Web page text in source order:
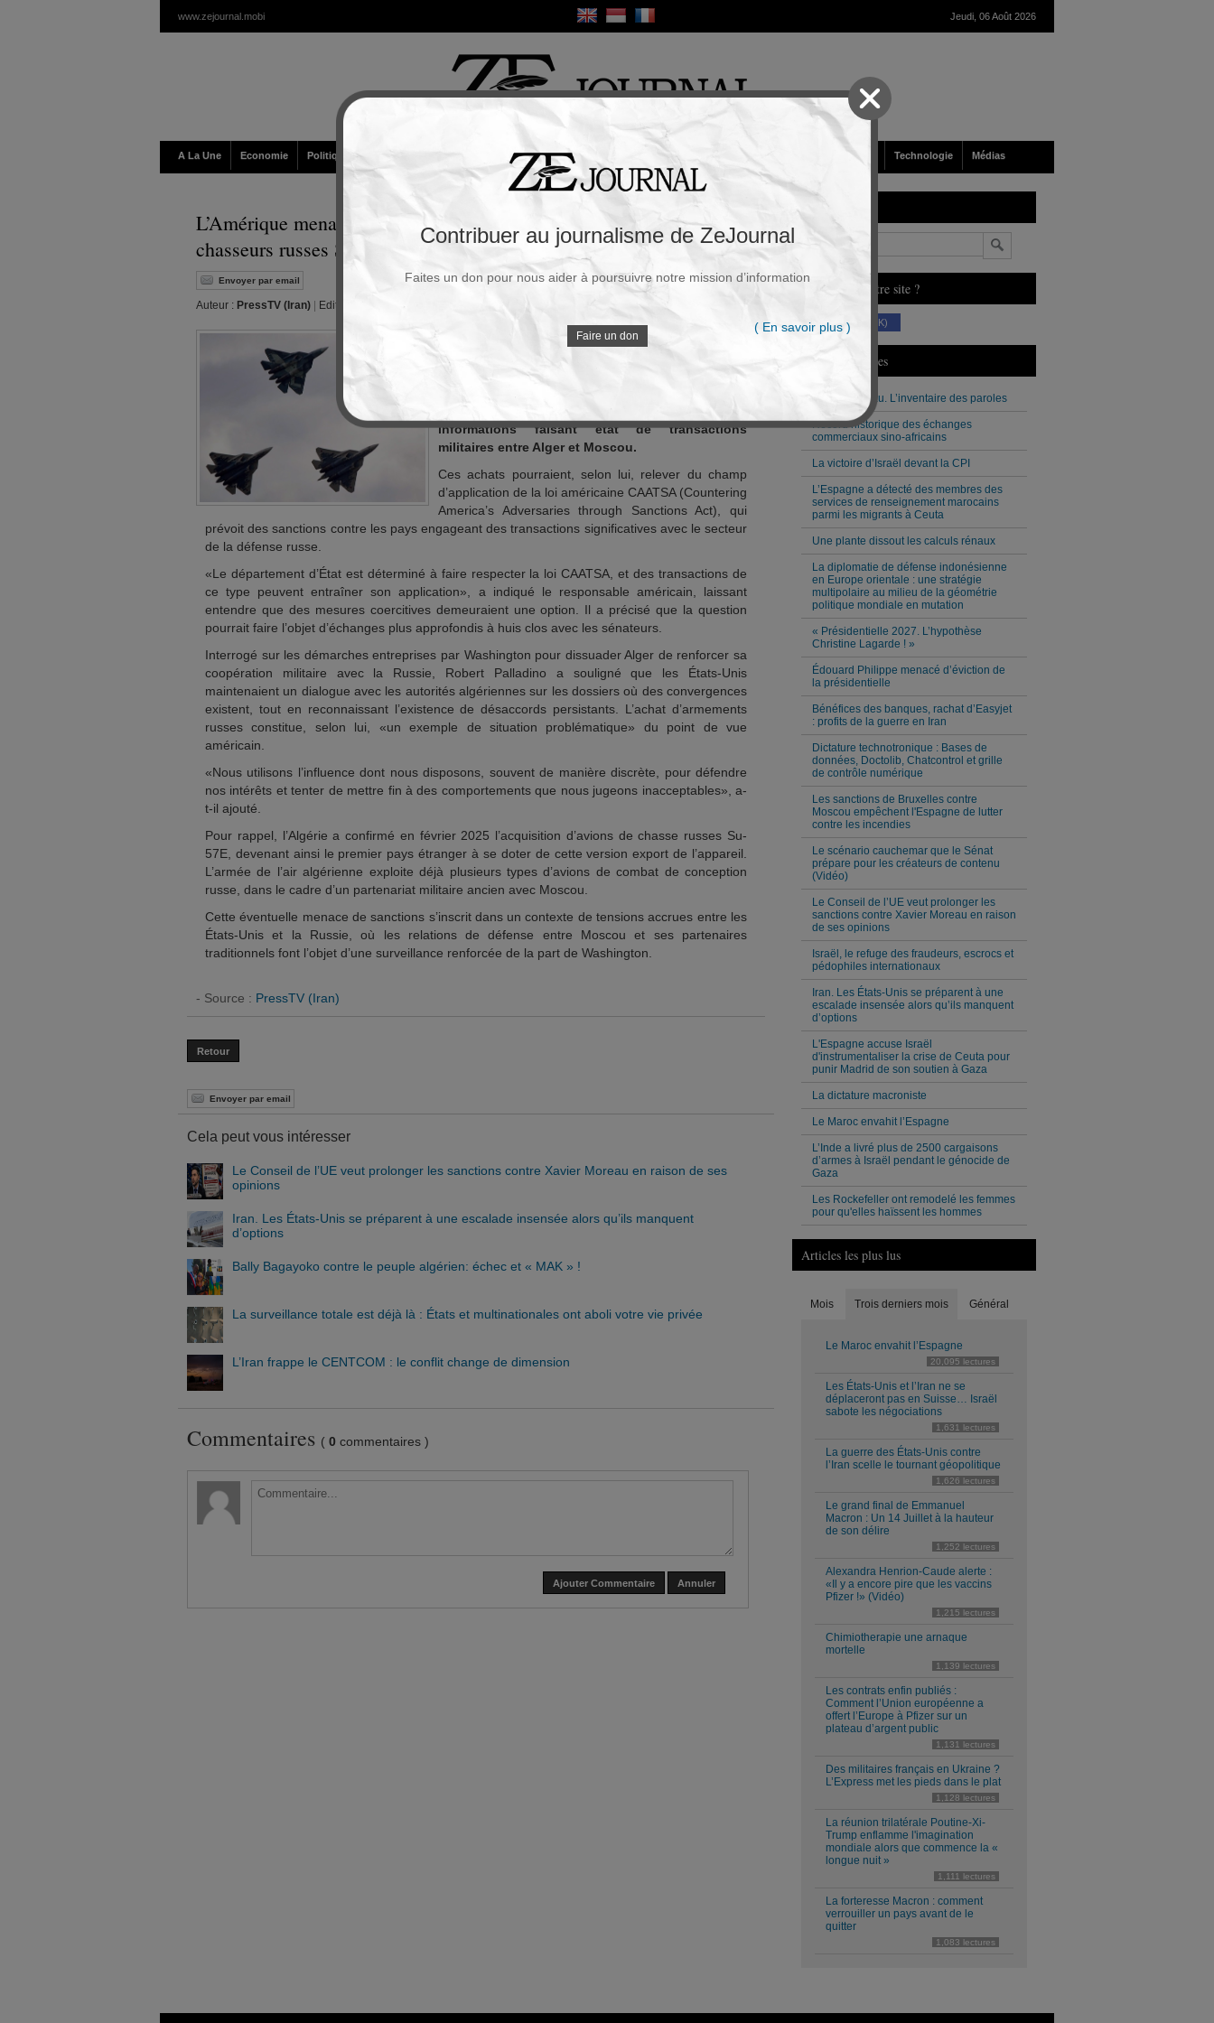
www.zejournal.mobi Jeudi, 06 Août 2026
A La Une Economie Politique / Géopolitique Religion Sport France / Europe Société Technologie Médias
L’Amérique menace l’Algérie de sanctions pour son achat de
chasseurs russes Su-57
Envoyer par email Souscrire à la newsletter
Auteur : PressTV (Iran) Editeur :
Intervenant devant la commission des affaires
étrangères du Sénat américain, Robert Palladino,
chef du Bureau des affaires du Proche-Orient au
américaine suivait «avec préoccupation» les
informations faisant état de transactions
militaires entre Alger et Moscou.
Ces achats pourraient, selon lui, relever du champ
d’application de la loi américaine CAATSA (Countering
America’s Adversaries through Sanctions Act), qui
prévoit des sanctions contre les pays engageant des transactions significatives avec le secteur
de la défense russe.
«Le département d’État est déterminé à faire respecter la loi CAATSA, et des transactions de
ce type peuvent entraîner son application», a indiqué le responsable américain, laissant
entendre que des mesures coercitives demeuraient une option. Il a précisé que la question
pourrait faire l’objet d’échanges plus approfondis à huis clos avec les sénateurs.
Interrogé sur les démarches entreprises par Washington pour dissuader Alger de renforcer sa
coopération militaire avec la Russie, Robert Palladino a souligné que les États-Unis
maintenaient un dialogue avec les autorités algériennes sur les dossiers où des convergences
existent, tout en reconnaissant l’existence de désaccords persistants. L’achat d’armements
russes constitue, selon lui, «un exemple de situation problématique» du point de vue
américain.
«Nous utilisons l’influence dont nous disposons, souvent de manière discrète, pour défendre
nos intérêts et tenter de mettre fin à des comportements que nous jugeons inacceptables», a-
t-il ajouté.
Pour rappel, l’Algérie a confirmé en février 2025 l’acquisition d’avions de chasse russes Su-
57E, devenant ainsi le premier pays étranger à se doter de cette version export de l’appareil.
L’armée de l’air algérienne exploite déjà plusieurs types d’avions de combat de conception
russe, dans le cadre d’un partenariat militaire ancien avec Moscou.
Cette éventuelle menace de sanctions s’inscrit dans un contexte de tensions accrues entre les
États-Unis et la Russie, où les relations de défense entre Moscou et ses partenaires
traditionnels font l’objet d’une surveillance renforcée de la part de Washington.
- Source : PressTV (Iran)
Retour
Envoyer par email
Cela peut vous intéresser
Le Conseil de l’UE veut prolonger les sanctions contre Xavier Moreau en raison de ses
opinions
Iran. Les États-Unis se préparent à une escalade insensée alors qu’ils manquent
d’options
Bally Bagayoko contre le peuple algérien: échec et « MAK » !
La surveillance totale est déjà là : États et multinationales ont aboli votre vie privée
L’Iran frappe le CENTCOM : le conflit change de dimension
Commentaires ( 0 commentaires )
Ajouter Commentaire Annuler
Vous aimez notre site ?
(230 K)
Derniers Articles
Xavier Moreau. L’inventaire des paroles
Record historique des échanges
commerciaux sino-africains
La victoire d’Israël devant la CPI
L’Espagne a détecté des membres des
services de renseignement marocains
parmi les migrants à Ceuta
Une plante dissout les calculs rénaux
La diplomatie de défense indonésienne
en Europe orientale : une stratégie
multipolaire au milieu de la géométrie
politique mondiale en mutation
« Présidentielle 2027. L’hypothèse
Christine Lagarde ! »
Édouard Philippe menacé d’éviction de
la présidentielle
Bénéfices des banques, rachat d’Easyjet
: profits de la guerre en Iran
Dictature technotronique : Bases de
données, Doctolib, Chatcontrol et grille
de contrôle numérique
Les sanctions de Bruxelles contre
Moscou empêchent l'Espagne de lutter
contre les incendies
Le scénario cauchemar que le Sénat
prépare pour les créateurs de contenu
(Vidéo)
Le Conseil de l’UE veut prolonger les
sanctions contre Xavier Moreau en raison
de ses opinions
Israël, le refuge des fraudeurs, escrocs et
pédophiles internationaux
Iran. Les États-Unis se préparent à une
escalade insensée alors qu’ils manquent
d’options
L'Espagne accuse Israël
d'instrumentaliser la crise de Ceuta pour
punir Madrid de son soutien à Gaza
La dictature macroniste
Le Maroc envahit l’Espagne
L’Inde a livré plus de 2500 cargaisons
d’armes à Israël pendant le génocide de
Gaza
Les Rockefeller ont remodelé les femmes
pour qu'elles haïssent les hommes
Articles les plus lus
Mois Trois derniers mois Général
Le Maroc envahit l’Espagne
20,095 lectures
Les États-Unis et l’Iran ne se
déplaceront pas en Suisse… Israël
sabote les négociations
1,631 lectures
La guerre des États-Unis contre
l’Iran scelle le tournant géopolitique
1,626 lectures
Le grand final de Emmanuel
Macron : Un 14 Juillet à la hauteur
de son délire
1,252 lectures
Alexandra Henrion-Caude alerte :
«Il y a encore pire que les vaccins
Pfizer !» (Vidéo)
1,215 lectures
Chimiotherapie une arnaque
mortelle
1,139 lectures
Les contrats enfin publiés :
Comment l’Union européenne a
offert l’Europe à Pfizer sur un
plateau d’argent public
1,131 lectures
Des militaires français en Ukraine ?
L’Express met les pieds dans le plat
1,128 lectures
La réunion trilatérale Poutine-Xi-
Trump enflamme l'imagination
mondiale alors que commence la «
longue nuit »
1,111 lectures
La forteresse Macron : comment
verrouiller un pays avant de le
quitter
1,083 lectures
Contribuer au journalisme de ZeJournal
Faites un don pour nous aider à poursuivre notre mission d’information
Faire un don
( En savoir plus )